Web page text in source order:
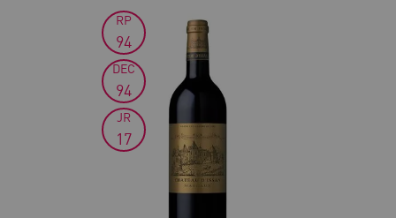
RP
94
DEC
94
JR
17